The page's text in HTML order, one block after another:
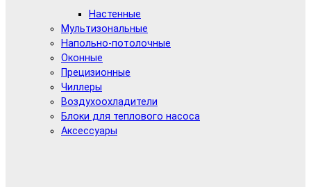
Настенные
Мультизональные
Напольно-потолочные
Оконные
Прецизионные
Чиллеры
Воздухоохладители
Блоки для теплового насоса
Аксессуары